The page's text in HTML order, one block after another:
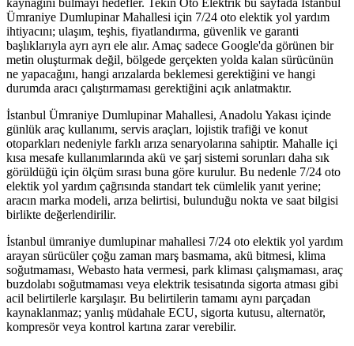
kaynağını bulmayı hedefler. Tekin Oto Elektrik bu sayfada İstanbul
Ümraniye Dumlupinar Mahallesi için 7/24 oto elektik yol yardım
ihtiyacını; ulaşım, teşhis, fiyatlandırma, güvenlik ve garanti
başlıklarıyla ayrı ayrı ele alır. Amaç sadece Google'da görünen bir
metin oluşturmak değil, bölgede gerçekten yolda kalan sürücünün
ne yapacağını, hangi arızalarda beklemesi gerektiğini ve hangi
durumda aracı çalıştırmaması gerektiğini açık anlatmaktır.
İstanbul Ümraniye Dumlupinar Mahallesi, Anadolu Yakası içinde
günlük araç kullanımı, servis araçları, lojistik trafiği ve konut
otoparkları nedeniyle farklı arıza senaryolarına sahiptir. Mahalle içi
kısa mesafe kullanımlarında akü ve şarj sistemi sorunları daha sık
görüldüğü için ölçüm sırası buna göre kurulur. Bu nedenle 7/24 oto
elektik yol yardım çağrısında standart tek cümlelik yanıt yerine;
aracın marka modeli, arıza belirtisi, bulunduğu nokta ve saat bilgisi
birlikte değerlendirilir.
İstanbul ümraniye dumlupinar mahallesi 7/24 oto elektik yol yardım
arayan sürücüler çoğu zaman marş basmama, akü bitmesi, klima
soğutmaması, Webasto hata vermesi, park kliması çalışmaması, araç
buzdolabı soğutmaması veya elektrik tesisatında sigorta atması gibi
acil belirtilerle karşılaşır. Bu belirtilerin tamamı aynı parçadan
kaynaklanmaz; yanlış müdahale ECU, sigorta kutusu, alternatör,
kompresör veya kontrol kartına zarar verebilir.